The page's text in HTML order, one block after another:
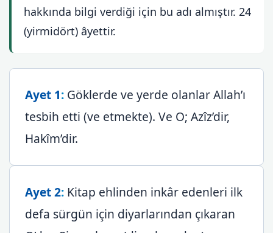
hakkında bilgi verdiği için bu adı almıştır. 24
(yirmidört) âyettir.
Ayet 1: Göklerde ve yerde olanlar Allah’ı
tesbih etti (ve etmekte). Ve O; Azîz’dir,
Hakîm’dir.
Ayet 2: Kitap ehlinden inkâr edenleri ilk
defa sürgün için diyarlarından çıkaran